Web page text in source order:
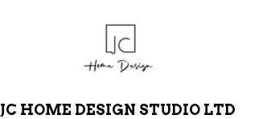
JC HOME DESIGN STUDIO LTD
JC HOME DESIGN STUDIO LTD